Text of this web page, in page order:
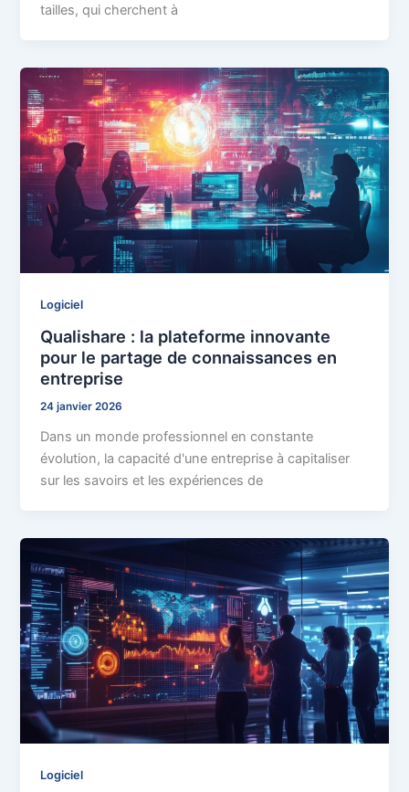
tailles, qui cherchent à
Logiciel
Qualishare : la plateforme innovante
pour le partage de connaissances en
entreprise
24 janvier 2026
Dans un monde professionnel en constante
évolution, la capacité d'une entreprise à capitaliser
sur les savoirs et les expériences de
Logiciel